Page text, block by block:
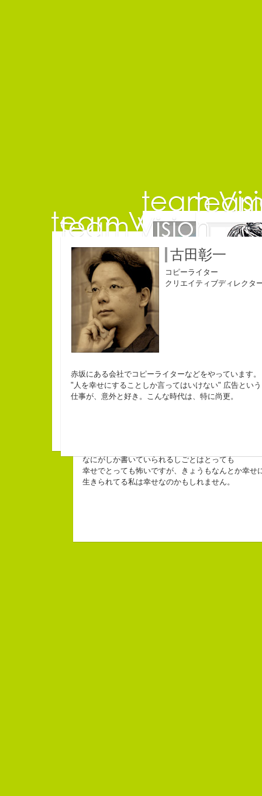
佐藤延夫
コピーライター
チームVision 事務局長
なにがしか書いていられるしごとはとっても
幸せでとっても怖いですが、きょうもなんとか幸せ
生きられてる私は幸せなのかもしれません。
「五島列島はよいところです。
みなさん一度お出かけください
beacon
古田彰一
コピーライター
クリエイティブディレクタ
赤坂にある会社でコピーライターなどをやっています。
"人を幸せにすることしか言ってはいけない" 広告という
仕事が、意外と好き。こんな時代は、特に尚更。